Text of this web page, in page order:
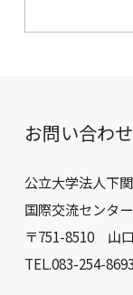
お問い合わ
公立大学法人下
国際交流センター
〒751-8510 山
TEL.083-254-